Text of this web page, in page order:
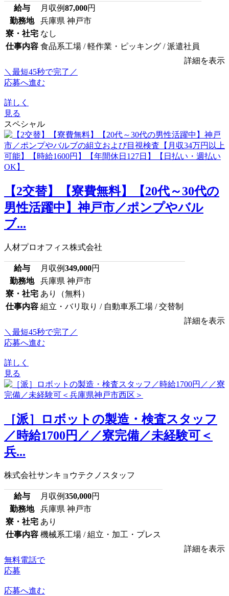
給与 月収例87,000円
勤務地
兵庫県 神戸市
寮・社宅 なし
仕事内容 食品系工場 / 軽作業・ピッキング / 派遣社員
詳細を表示
＼最短45秒で完了／
応募へ進む
詳しく
見る
スペシャル
【2交替】【寮費無料】【20代～30代の
男性活躍中】神戸市／ポンプやバル
ブ...
人材プロオフィス株式会社
給与 月収例349,000円
勤務地
兵庫県 神戸市
寮・社宅 あり（無料）
仕事内容 組立・バリ取り / 自動車系工場 / 交替制
詳細を表示
＼最短45秒で完了／
応募へ進む
詳しく
見る
［派］ロボットの製造・検査スタッフ
／時給1700円／／寮完備／未経験可＜
兵...
株式会社サンキョウテクノスタッフ
給与 月収例350,000円
勤務地
兵庫県 神戸市
寮・社宅 あり
仕事内容 機械系工場 / 組立・加工・プレス
詳細を表示
無料電話で
応募
応募へ進む